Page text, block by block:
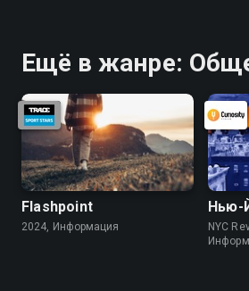
Ещё в жанре:
Flashpoint
2024, Информация
Нью-
NYC